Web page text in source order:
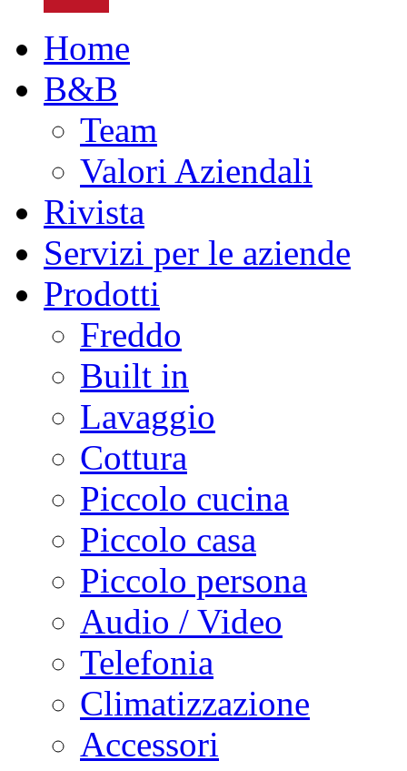
Home
B&B
Team
Valori Aziendali
Rivista
Servizi per le aziende
Prodotti
Freddo
Built in
Lavaggio
Cottura
Piccolo cucina
Piccolo casa
Piccolo persona
Audio / Video
Telefonia
Climatizzazione
Accessori